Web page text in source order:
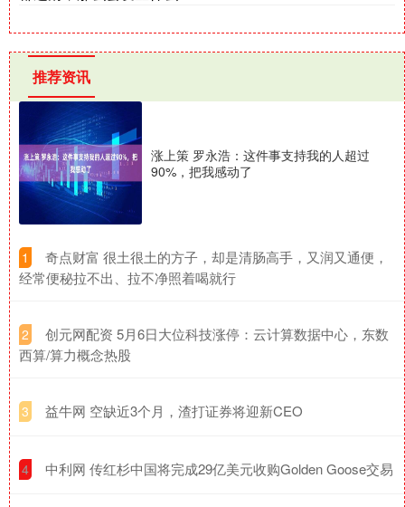
推荐资讯
涨上策 罗永浩：这件事支持我的人超过
90%，把我感动了
1
​奇点财富 很土很土的方子，却是清肠高手，又润又通便，
经常便秘拉不出、拉不净照着喝就行
2
​创元网配资 5月6日大位科技涨停：云计算数据中心，东数
西算/算力概念热股
3 ​益牛网 空缺近3个月，渣打证券将迎新CEO
4 ​中利网 传红杉中国将完成29亿美元收购Golden Goose交易